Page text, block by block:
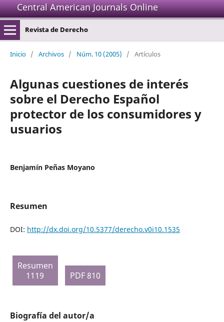
Central American Journals Online
Revista de Derecho
Inicio / Archivos / Núm. 10 (2005) / Artículos
Algunas cuestiones de interés
sobre el Derecho Español
protector de los consumidores y
usuarios
Benjamín Peñas Moyano
Resumen
DOI: http://dx.doi.org/10.5377/derecho.v0i10.1535
Resumen
1119
PDF 810
Biografía del autor/a